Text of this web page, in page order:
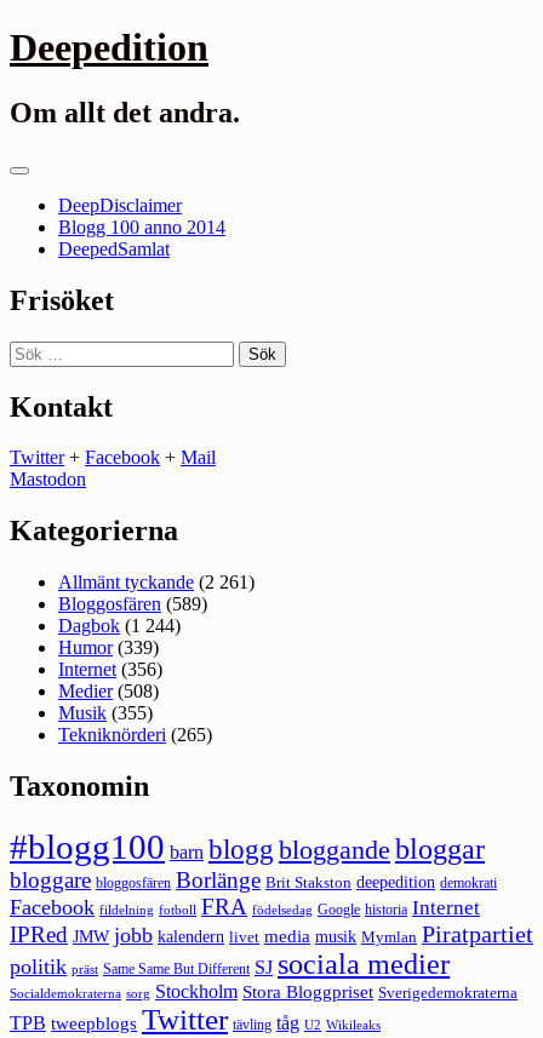
Gå
till
Deepedition
Om allt det andra.
Primär
DeepDisclaimer
Blogg 100 anno 2014
DeepedSamlat
Frisöket
Sök
efter:
Kontakt
Twitter+ Facebook + Mail
Mastodon
Kategorierna
Allmänt tyckande (2 261)
Bloggosfären (589)
Dagbok (1 244)
Humor(339)
Internet (356)
Medier(508)
Musik (355)
Tekniknörderi (265)
Taxonomin
#blogg100 barn blogg bloggande bloggar
bloggare bloggosfären Borlänge Brit Stakston deepedition demokrati
Facebook fildelning fotboll FRA födelsedag Google historia Internet
IPRed JMW jobb kalendern livet media musik Mymlan Piratpartiet
politik präst Same Same But Different SJ sociala medier
Socialdemokraterna sorg Stockholm Stora Bloggpriset Sverigedemokraterna
TPB tweepblogs Twitter tävling tåg U2 Wikileaks